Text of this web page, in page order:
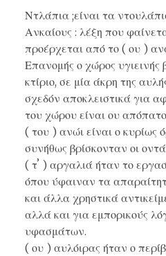
Ντλάπια ;είναι τα
Ανκαίους : λέξη που
προέρχεται από το ( ου )
Επανομής ο χώρος υγιεινής
κτίριο, σε μία άκρη της
σχεδόν αποκλειστικά για
του χώρου είναι ου
( του ) ανώι είναι ο κυρίως
συνήθως βρίσκονταν οι
( τʼ ) αργαλιά ήταν το
όπου ύφαιναν τα
και άλλα χρηστικά
αλλά και για εμπορικούς
υφασμάτων.
( ου ) αυλόιρας ήταν ο